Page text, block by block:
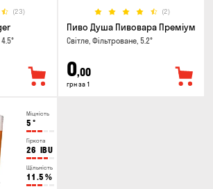
(23) (2)
Пиво Душа Пивовара Преміум
Світле, Фільтроване, 5.2°
0,00
грн за 1
Міцність
5 °
Гіркота
26 IBU
Щільність
11.5 %